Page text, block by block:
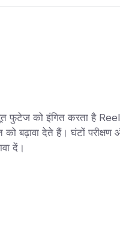
फुटेज को इंगित करता है
बढ़ावा देते हैं। घंटों परीक्षण
दें।